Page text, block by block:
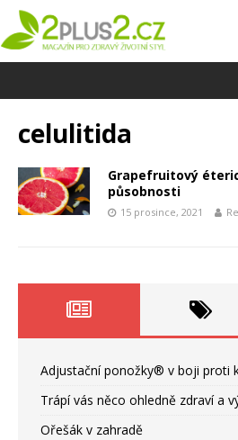
celulitida
Grapefruitový
působnosti
15 prosince, 2021
Adjustační ponožky® v boji proti
Trápí vás něco ohledně zdraví a
Ořešák v zahradě